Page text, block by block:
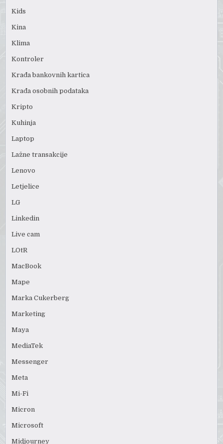
Kids
Kina
Klima
Kontroler
Krađa bankovnih kartica
Krađa osobnih podataka
Kripto
Kuhinja
Laptop
Lažne transakcije
Lenovo
Letjelice
LG
Linkedin
Live cam
LOtR
MacBook
Mape
Marka Cukerberg
Marketing
Maya
MediaTek
Messenger
Meta
Mi-Fi
Micron
Microsoft
Midjourney